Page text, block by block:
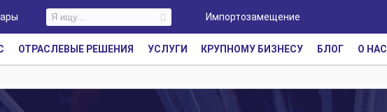
Импортозамещение
ОТРАСЛЕВЫЕ РЕШЕНИЯ УСЛУГИ КРУПНОМУ БИЗНЕСУ БЛОГ О НАС